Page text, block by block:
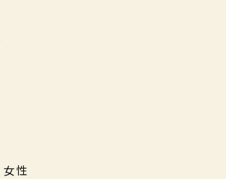
女性